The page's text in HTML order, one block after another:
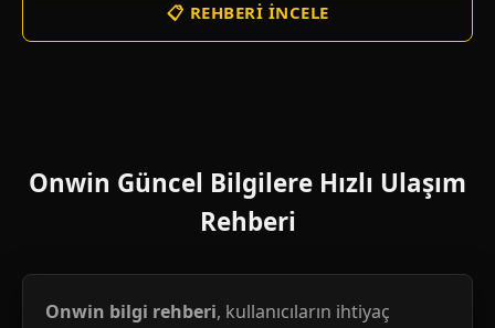
📋 REHBERI İNCELE
Onwin Güncel Bilgilere Hızlı Ulaşım
Rehberi
Onwin bilgi rehberi, kullanıcıların ihtiyaç